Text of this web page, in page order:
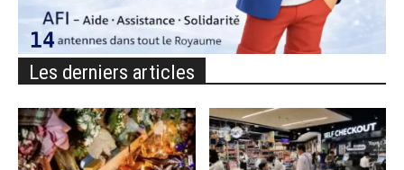
Les derniers articles